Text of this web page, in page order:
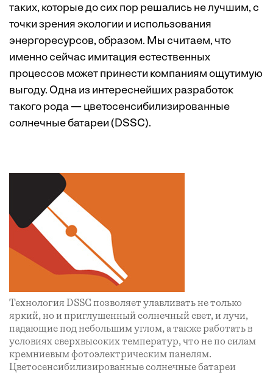
таких, которые до сих пор решались не лучшим, с
точки зрения экологии и использования
энергоресурсов, образом. Мы считаем, что
именно сейчас имитация естественных
процессов может принести компаниям ощутимую
выгоду. Одна из интереснейших разработок
такого рода — цветосенсибилизированные
солнечные батареи (DSSC).
Технология DSSC позволяет улавливать не только
яркий, но и приглушенный солнечный свет, и лучи,
падающие под небольшим углом, а также работать в
условиях сверхвысоких температур, что не по силам
кремниевым фотоэлектрическим панелям.
Цветосенсибилизированные солнечные батареи